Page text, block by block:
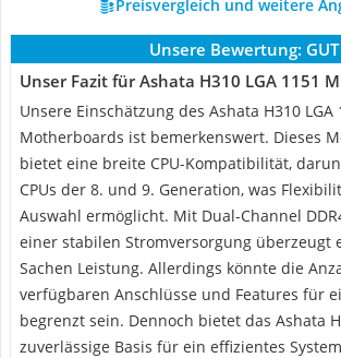
Preisvergleich und weitere
Unsere Bewertung: GUT
Unser Fazit für Ashata H310 LGA 1151
Unsere Einschätzung des Ashata H310 LGA
Motherboards ist bemerkenswert. Dieses
bietet eine breite CPU-Kompatibilität,
CPUs der 8. und 9. Generation, was
Auswahl ermöglicht. Mit Dual-Channel
einer stabilen Stromversorgung überzeugt
Sachen Leistung. Allerdings könnte die
verfügbaren Anschlüsse und Features für
begrenzt sein. Dennoch bietet das Ashata
zuverlässige Basis für ein effizientes